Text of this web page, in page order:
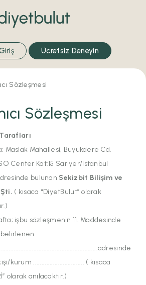
Ücretsiz Deneyin
Sözleşmesi
Sözleşmesi
Maslak Mahallesi, Büyükdere Cd.
Center Kat:15 Sarıyer/İstanbul
bulunan Sekizbit Bilişim ve
( kısaca “DiyetBulut” olarak
işbu sözleşmenin 11. Maddesinde
kurum ............................... ( kısaca
olarak anılacaktır.)